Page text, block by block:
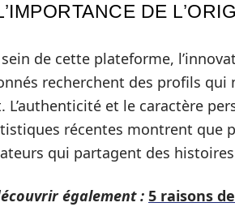
DE
de cette plateforme,
recherchent des profils
L’authenticité et le caractère
récentes montrent que
qui partagent des
également : 5 raisons